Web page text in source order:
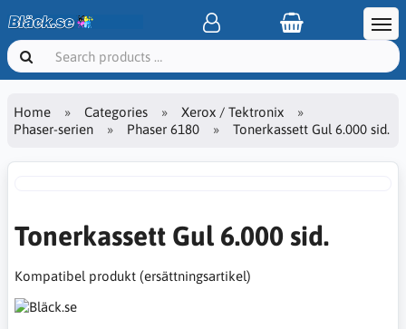
Home Categories
Xerox / Tektronix
Phaser-serien
Phaser 6180 Tonerkassett Gul 6.000 sid.
Tonerkassett Gul 6.000 sid.
Kompatibel produkt (ersättningsartikel)